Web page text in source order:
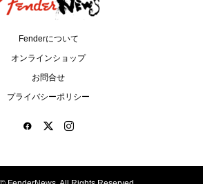
Fenderについて
オンラインショップ
お問合せ
プライバシーポリシー